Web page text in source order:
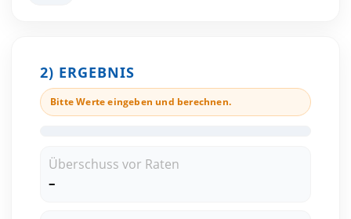
2) ERGEBNIS
Bitte Werte eingeben und berechnen.
Überschuss vor Raten
–